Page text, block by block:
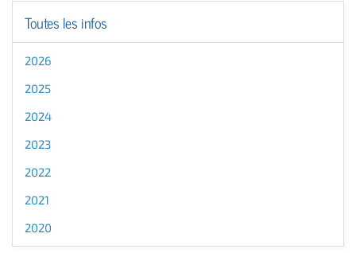
Toutes les infos
2026
2025
2024
2023
2022
2021
2020